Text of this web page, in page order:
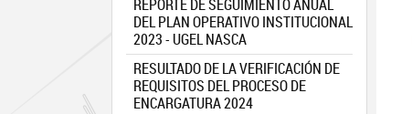
REPORTE DE SEGUIMIENTO ANUAL
DEL PLAN OPERATIVO INSTITUCIONAL
2023 - UGEL NASCA
RESULTADO DE LA VERIFICACIÓN DE
REQUISITOS DEL PROCESO DE
ENCARGATURA 2024